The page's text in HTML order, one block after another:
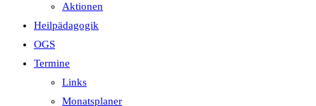
Aktionen
Heilpädagogik
OGS
Termine
Links
Monatsplaner